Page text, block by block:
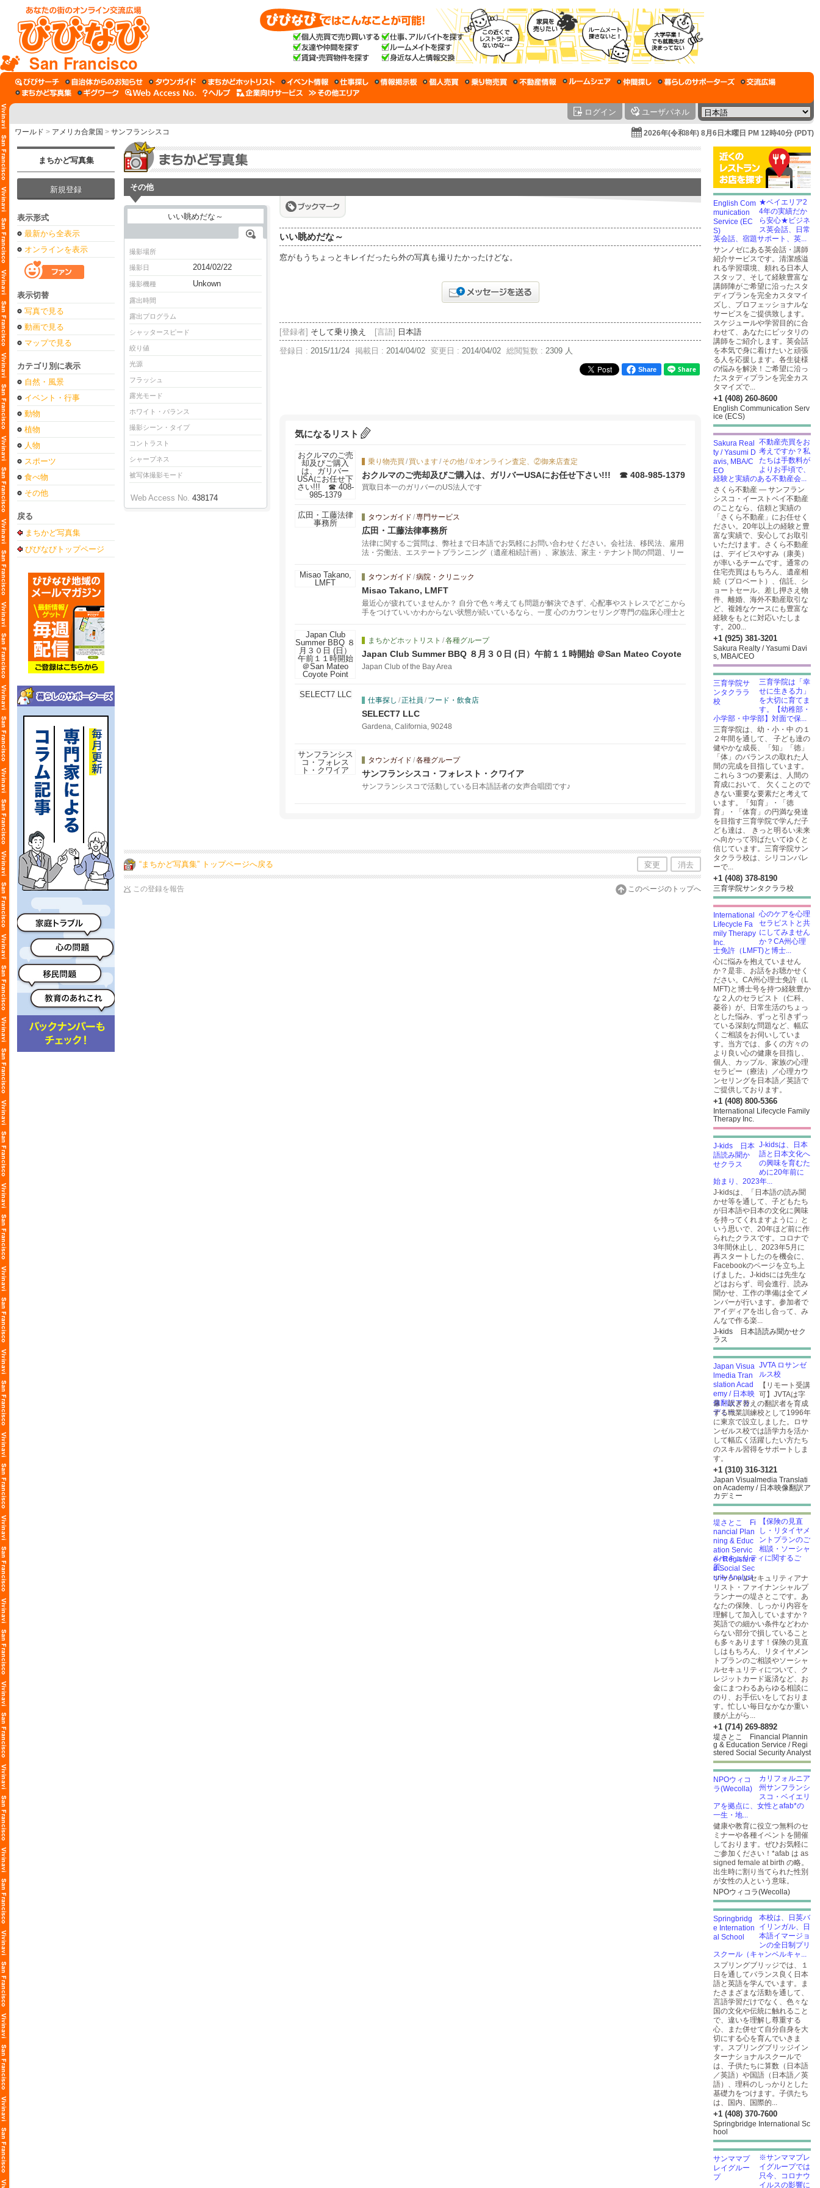
San Francisco
ログイン ユーザパネル
ワールド > アメリカ合衆国 > サンフランシスコ 2026年(令和8年) 8月6日木曜日 PM 12時40分 (PDT)
まちかど写真集
新規登録
表示形式
最新から全表示
オンラインを表示
表示切替
写真で見る
動画で見る
マップで見る
カテゴリ別に表示
自然・風景
イベント・行事
動物
植物
人物
スポーツ
食べ物
その他
戻る
まちかど写真集
びびなびトップページ
その他
撮影場所
撮影日 2014/02/22
撮影機種 Unkown
露出時間
露出プログラム
シャッタースピード
絞り値
光源
フラッシュ
露光モード
ホワイト・バランス
撮影シーン・タイプ
コントラスト
シャープネス
被写体撮影モード
Web Access No. 438174
いい眺めだな～
窓がもうちょっとキレイだったら外の写真も撮りたかったけどな。
[登録者] そして乗り換え [言語] 日本語
登録日 : 2015/11/24 掲載日 : 2014/04/02 変更日 : 2014/04/02 総閲覧数 : 2309 人
Share
気になるリスト
乗り物売買 / 買います/ その他/ ①オンライン査定、②御来店査定
おクルマのご売却及びご購入は、ガリバーUSAにお任せ下さい!!! ☎ 408-985-1379
買取日本一のガリバーのUS法人です
タウンガイド /専門サービス
広田・工藤法律事務所
法律に関するご質問は、弊社まで日本語でお気軽にお問い合わせください。会社法、移民法、雇用
法・労働法、エステートプランニング（遺産相続計画）、家族法、家主・テナント間の問題、リー
タウンガイド /病院・クリニック
Misao Takano, LMFT
最近心が疲れていませんか？ 自分で色々考えても問題が解決できず、心配事やストレスでどこから
手をつけていいかわからない状態が続いているなら、一度 心のカウンセリング専門の臨床心理士と
日から7月３１日まで夏季休業いたします。８月１日より通常業務となります。お急ぎの方はメー
ルでご連絡をください。
まちかどホットリスト /各種グループ
Japan Club Summer BBQ ８月３０日 (日）午前１１時開始 ＠San Mateo Coyote
Point
Japan Club of the Bay Area
仕事探し /正社員 / フード・飲食店
SELECT7 LLC
Gardena, California, 90248
タウンガイド /各種グループ
サンフランシスコ・フォレスト・クワイア
サンフランシスコで活動している日本語話者の女声合唱団です♪
“まちかど写真集” トップページへ戻る 変更 消去
この登録を報告 このページのトップへ
★ベイエリア2
4年の実績だか
ら安心★ビジネ
ス英会話、日常
英会話、宿題サポート、英...
サンノゼにある英会話・講師
紹介サービスです。清潔感溢
れる学習環境、頼れる日本人
スタッフ、そして経験豊富な
講師陣がご希望に沿ったスタ
ディプランを完全カスタマイ
ズし、プロフェッショナルな
サービスをご提供致します。
スケジュールや学習目的に合
わせて、あなたにピッタリの
講師をご紹介します。英会話
を本気で身に着けたいと頑張
る人を応援します。各生徒様
の悩みを解決！ご希望に沿っ
たスタディプランを完全カス
タマイズで...
+1 (408) 260-8600
English Communication Serv
ice (ECS)
不動産売買をお
考えですか？私
たちは手数料が
よりお手頃で、
経験と実績のある不動産会...
さくら不動産 — サンフラン
シスコ・イーストベイ不動産
のことなら、信頼と実績の
「さくら不動産」にお任せく
ださい。20年以上の経験と豊
富な実績で、安心してお取引
いただけます。さくら不動産
は、デイビスやすみ（康美）
が率いるチームです。通常の
住宅売買はもちろん、遺産相
続（プロベート）、信託、シ
ョートセール、差し押さえ物
件、離婚、海外不動産取引な
ど、複雑なケースにも豊富な
経験をもとに対応いたしま
す。200...
+1 (925) 381-3201
Sakura Realty / Yasumi Davi
s, MBA/CEO
三育学院は「幸
せに生きる力」
を大切に育てま
す。【幼稚部・
小学部・中学部】対面で保...
三育学院は、幼・小・中 の１
２年間を通して、 子ども達の
健やかな成長、「知」「徳」
「体」のバランスの取れた人
間の完成を目指しています。
これら３つの要素は、人間の
育成において、 欠くことので
きない重要な要素だと考えて
います。「知育」・「徳
育」・「体育」の円満な発達
を目指す三育学院で学んだ子
ども達は、 きっと明るい未来
へ向かって羽ばたいてゆくと
信じています。三育学院サン
タクララ校は、シリコンバレ
ーで...
+1 (408) 378-8190
三育学院サンタクララ校
心のケアを心理
セラピストと共
にしてみません
か？CA州心理
士免許（LMFT)と博士...
心に悩みを抱えていません
か？是非、お話をお聴かせく
ださい。CA州心理士免許（L
MFT)と博士号を持つ経験豊か
な２人のセラピスト（仁科、
菱谷）が、日常生活のちょっ
とした悩み、ずっと引きずっ
ている深刻な問題など、幅広
くご相談をお伺いしていま
す。当方では、多くの方々の
より良い心の健康を目指し、
個人、カップル、家族の心理
セラピー（療法）／心理カウ
ンセリングを日本語／英語で
ご提供しております。
+1 (408) 800-5366
International Lifecycle Family
Therapy Inc.
J-kidsは、日本
語と日本文化へ
の興味を育むた
めに20年前に
始まり、2023年...
J-kidsは、「日本語の読み聞
かせ等を通して、子どもたち
が日本語や日本の文化に興味
を持ってくれますように」と
いう思いで、20年ほど前に作
られたクラスです。コロナで
3年間休止し、2023年5月に
再スタートしたのを機会に、
Facebookのページを立ち上
げました。J-kidsには先生な
どはおらず、司会進行、読み
聞かせ、工作の準備は全てメ
ンバーが行います。参加者で
アイディアを出し合って、み
んなで作る楽...
J-kids 日本語読み聞かせク
ラス
JVTA ロサンゼ
ルス校
【リモート受講
可】JVTAは字
幕・吹き替えの翻訳者を育成
する職業訓練校として1996年
に東京で設立しました。ロサ
ンゼルス校では語学力を活か
して幅広く活躍したい方たち
のスキル習得をサポートしま
す。
+1 (310) 316-3121
Japan Visualmedia Translati
on Academy / 日本映像翻訳ア
カデミー
【保険の見直
し・リタイヤメ
ントプランのご
相談・ソーシャ
ルセキュリティに関するご
質...
ソーシャルセキュリティアナ
リスト・ファイナンシャルプ
ランナーの堤さとこです。あ
なたの保険、しっかり内容を
理解して加入していますか？
英語での細かい条件などわか
らない部分で損していること
も多々あります！保険の見直
しはもちろん、リタイヤメン
トプランのご相談やソーシャ
ルセキュリティについて、ク
レジットカード返済など、お
金にまつわるあらゆる相談に
のり、お手伝いをしておりま
す。忙しい毎日なかなか重い
腰が上がら...
+1 (714) 269-8892
堤さとこ Financial Plannin
g & Education Service / Regi
stered Social Security Analyst
カリフォルニア
州サンフランシ
スコ・ベイエリ
アを拠点に、女性とafab*の
一生・地...
健康や教育に役立つ無料のセ
ミナーや各種イベントを開催
しております。ぜひお気軽に
ご参加ください！*afab は as
signed female at birth の略。
出生時に割り当てられた性別
が女性の人という意味。
NPOウィコラ(Wecolla)
本校は、日英バ
イリンガル、日
本語イマージョ
ンの全日制プリ
スクール（キャンベルキャ...
スプリングブリッジでは、１
日を通してバランス良く日本
語と英語を学んでいます。ま
たさまざまな活動を通して、
言語学習だけでなく、色々な
国の文化や伝統に触れること
で、違いを理解し尊重する
心、また併せて自分自身を大
切にする心を育んでいきま
す。スプリングブリッジイン
ターナショナルスクールで
は、子供たちに算数（日本語
／英語）や国語（日本語／英
語）、理科のしっかりとした
基礎力をつけます。子供たち
は、国内、国際的...
+1 (408) 370-7600
Springbridge International Sc
hool
※サンママプレ
イグループでは
只今、コロナウ
イルスの影響に